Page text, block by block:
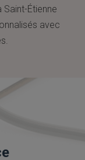
Étienne
avec